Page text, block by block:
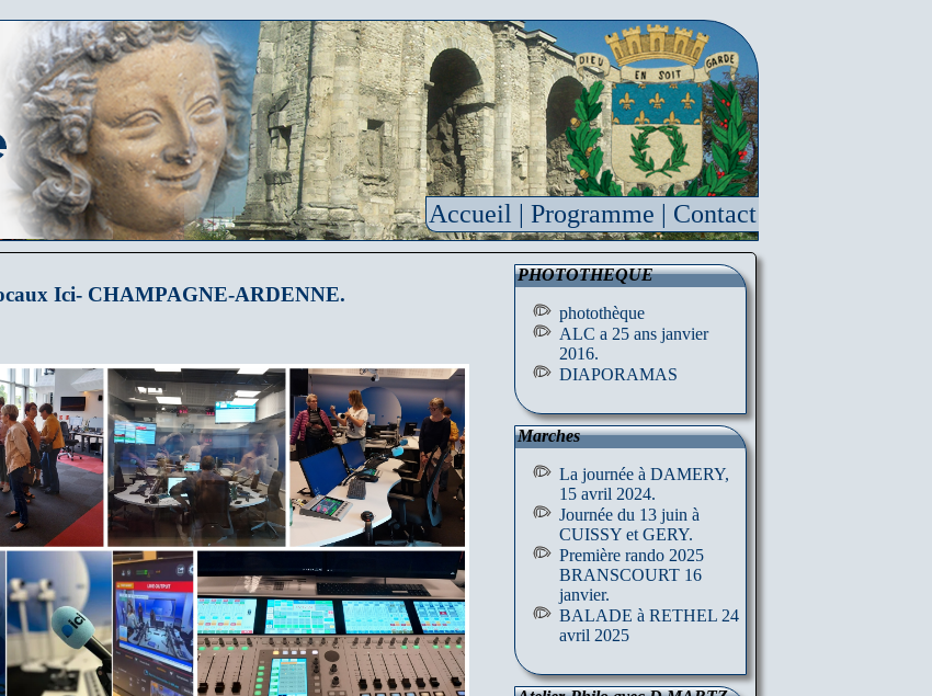
Accueil | Programme | Contact
PHOTOTHEQUE
photothèque
ALC a 25 ans janvier
2016.
DIAPORAMAS
Marches
La journée à DAMERY,
15 avril 2024.
Journée du 13 juin à
CUISSY et GERY.
Première rando 2025
BRANSCOURT 16
janvier.
BALADE à RETHEL 24
avril 2025
Ici- CHAMPAGNE-ARDENNE.